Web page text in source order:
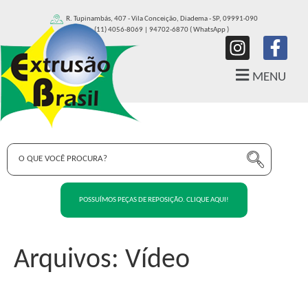
R. Tupinambás, 407 - Vila Conceição, Diadema - SP, 09991-090
(11) 4056-8069 | 94702-6870 ( WhatsApp )
MENU
POSSUÍMOS PEÇAS DE REPOSIÇÃO. CLIQUE AQUI!
Arquivos: Vídeo